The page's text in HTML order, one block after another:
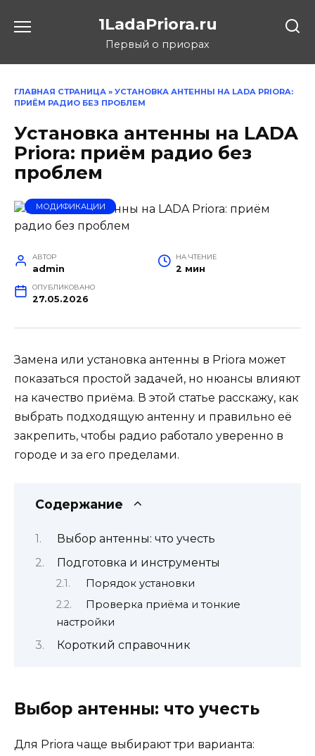
1LadaPriora.ru
Первый о приорах
ГЛАВНАЯ СТРАНИЦА » УСТАНОВКА АНТЕННЫ НА LADA PRIORA:
ПРИЁМ РАДИО БЕЗ ПРОБЛЕМ
Установка антенны на LADA
Priora: приём радио без
проблем
МОДИФИКАЦИИ
АВТОР
admin
НА ЧТЕНИЕ
2 мин
ОПУБЛИКОВАНО
27.05.2026
Замена или установка антенны в Priora может
показаться простой задачей, но нюансы влияют
на качество приёма. В этой статье расскажу, как
выбрать подходящую антенну и правильно её
закрепить, чтобы радио работало уверенно в
городе и за его пределами.
Содержание
Выбор антенны: что учесть
Подготовка и инструменты
Порядок установки
Проверка приёма и тонкие
настройки
Короткий справочник
Выбор антенны: что учесть
Для Priora чаще выбирают три варианта: